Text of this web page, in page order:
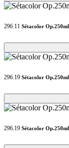
296.11 Sétacolor
Loading...
Loading...
296.19 Sétacolor
Loading...
Loading...
296.19 Sétacolor